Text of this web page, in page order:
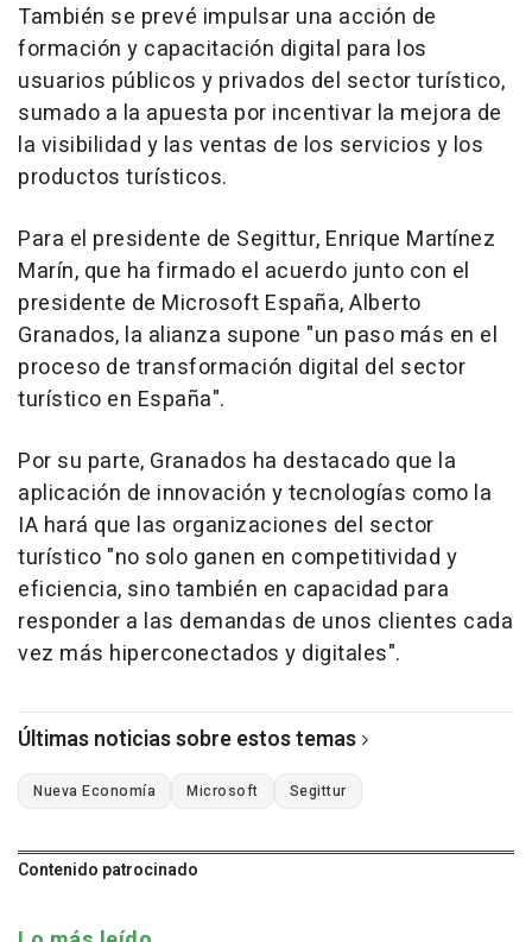
También se prevé impulsar una acción de
formación y capacitación digital para los
usuarios públicos y privados del sector turístico,
sumado a la apuesta por incentivar la mejora de
la visibilidad y las ventas de los servicios y los
productos turísticos.
Para el presidente de Segittur, Enrique Martínez
Marín, que ha firmado el acuerdo junto con el
presidente de Microsoft España, Alberto
Granados, la alianza supone "un paso más en el
proceso de transformación digital del sector
turístico en España".
Por su parte, Granados ha destacado que la
aplicación de innovación y tecnologías como la
IA hará que las organizaciones del sector
turístico "no solo ganen en competitividad y
eficiencia, sino también en capacidad para
responder a las demandas de unos clientes cada
vez más hiperconectados y digitales".
Últimas noticias sobre estos temas
Nueva Economía Microsoft Segittur
Contenido patrocinado